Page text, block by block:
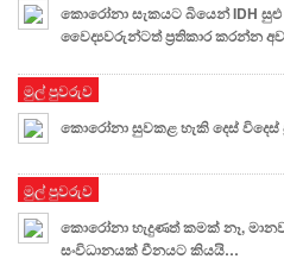
කොරෝනා සැකයට බියෙන් IDH
වෛද්‍යවරුන්ටත් ප්‍රතිකාර කරන්න
මුල් පුවරුව
කොරෝනා සුවකළ හැකි දෙස් විදෙස්
මුල් පුවරුව
කොරෝනා හැදුණත් කමක් නෑ,
සංවිධානයක් චීනයට කියයි…